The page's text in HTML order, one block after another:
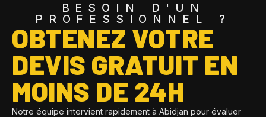
BESOIN D'UN
PROFESSIONNEL ?
OBTENEZ VOTRE
DEVIS GRATUIT EN
MOINS DE 24H
Notre équipe intervient rapidement à Abidjan pour évaluer